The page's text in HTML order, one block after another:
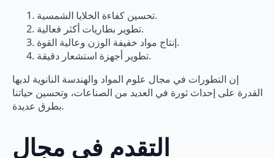
تحسين كفاءة الخلايا الشمسية.
تطوير بطاريات أكثر فعالية.
إنتاج مواد خفيفة الوزن وعالية القوة.
تطوير أجهزة استشعار دقيقة.
إن التطورات في مجال علوم المواد والهندسة النانوية لديها
القدرة على إحداث ثورة في العديد من الصناعات، وتحسين حياتنا
بطرق عديدة.
التقدم في مجال